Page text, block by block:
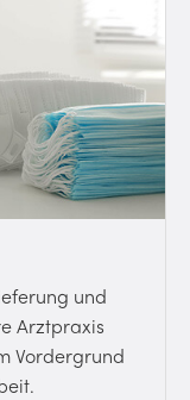
und
Arztpraxis
Vordergrund